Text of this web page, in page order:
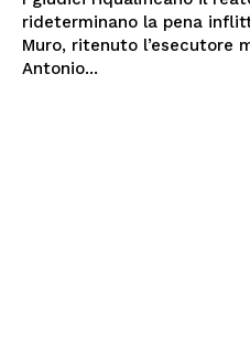
rideterminano la pena
Muro, ritenuto l’esecutore
Antonio...